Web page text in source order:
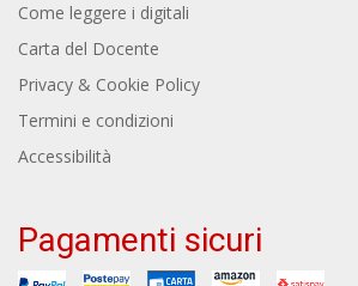
Come leggere i digitali
Carta del Docente
Privacy & Cookie Policy
Termini e condizioni
Accessibilità
Pagamenti sicuri